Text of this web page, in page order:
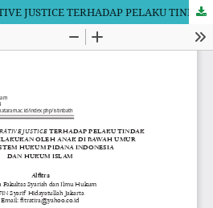
PENERAPAN RESTORATIVE JUSTICE TERHADAP PELAKU TINDAK PIDANA YANG DILAKUKAN OLEH ANAK DI BAWAH UMUR DALAM SISTEM HUKUM PIDANA INDONESIA DAN HUKUM ISLAM